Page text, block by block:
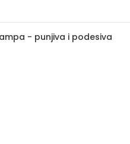
- punjiva i podesiva